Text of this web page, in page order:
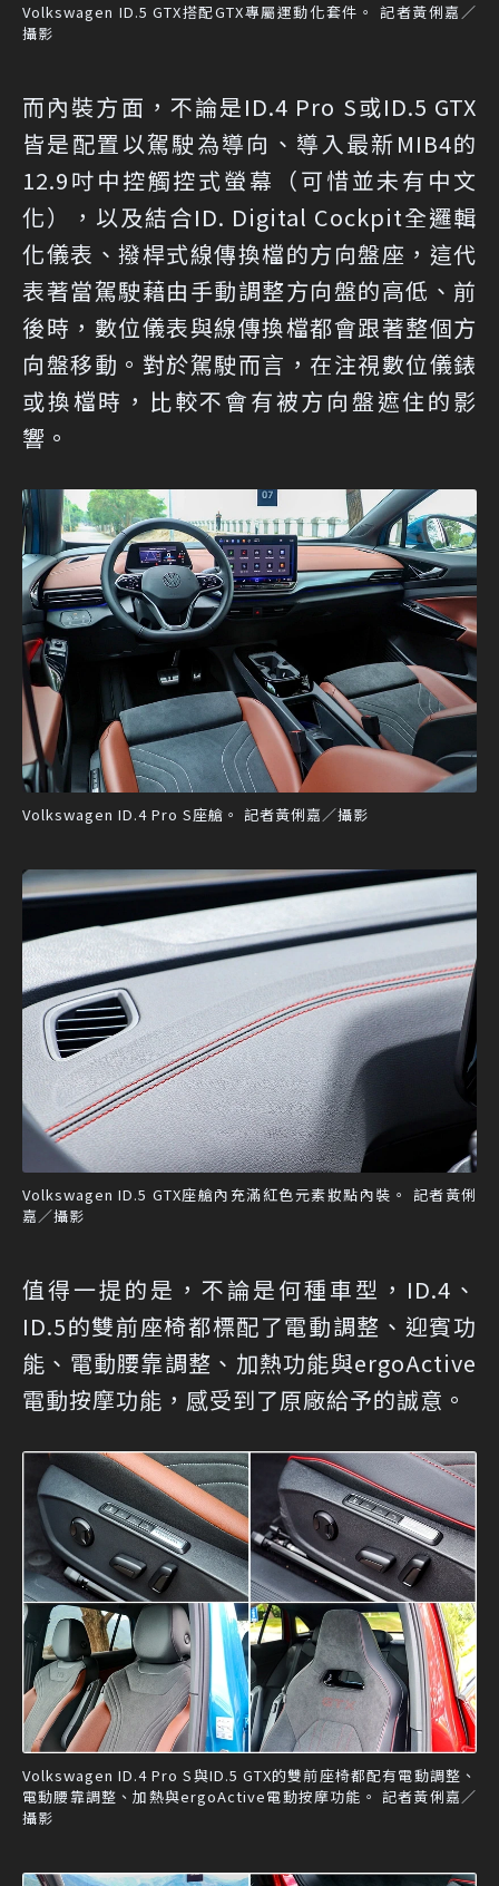
Volkswagen ID.5 GTX搭配GTX專屬運動化套件。 記者黃俐嘉／
攝影
而內裝方面，不論是ID.4 Pro S或ID.5 GTX
皆是配置以駕駛為導向、導入最新MIB4的
12.9吋中控觸控式螢幕（可惜並未有中文
化），以及結合ID. Digital Cockpit全邏輯
化儀表、撥桿式線傳換檔的方向盤座，這代
表著當駕駛藉由手動調整方向盤的高低、前
後時，數位儀表與線傳換檔都會跟著整個方
向盤移動。對於駕駛而言，在注視數位儀錶
或換檔時，比較不會有被方向盤遮住的影
響。
Volkswagen ID.4 Pro S座艙。 記者黃俐嘉／攝影
Volkswagen ID.5 GTX座艙內充滿紅色元素妝點內裝。 記者黃俐
嘉／攝影
值得一提的是，不論是何種車型，ID.4、
ID.5的雙前座椅都標配了電動調整、迎賓功
能、電動腰靠調整、加熱功能與ergoActive
電動按摩功能，感受到了原廠給予的誠意。
Volkswagen ID.4 Pro S與ID.5 GTX的雙前座椅都配有電動調整、
電動腰靠調整、加熱與ergoActive電動按摩功能。 記者黃俐嘉／
攝影